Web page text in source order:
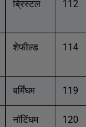
ब्रिस्टल 112
शेफील्ड 114
बर्मिंघम 119
नॉटिंघम 120